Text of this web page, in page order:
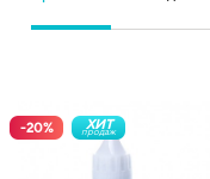
-20% ХИТ
продаж